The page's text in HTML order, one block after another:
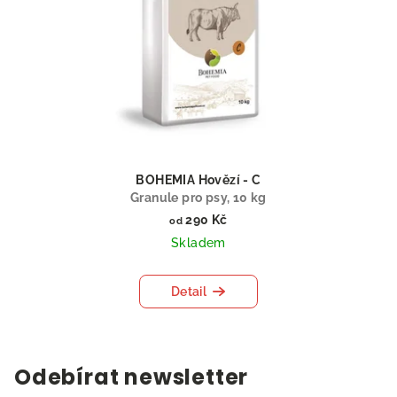
BOHEMIA Hovězí - C
Granule pro psy, 10 kg
od 290 Kč
Skladem
Detail
Odebírat newsletter